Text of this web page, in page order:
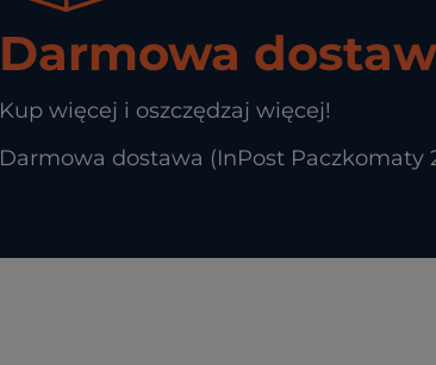
Darmowa
Kup więcej i oszczędzaj więcej!
Darmowa dostawa (InPost Paczkomaty